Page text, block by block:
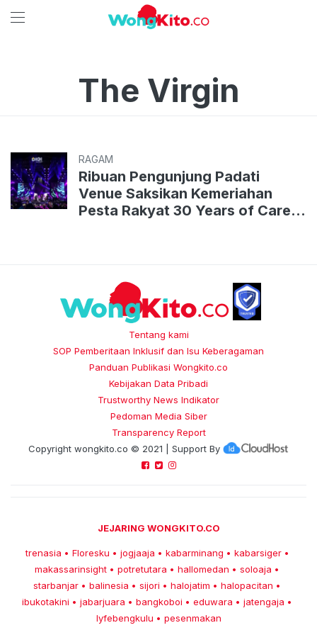
The Virgin
RAGAM
Ribuan Pengunjung Padati
Venue Saksikan Kemeriahan
Pesta Rakyat 30 Years of Career
Tentang kami
SOP Pemberitaan Inklusif dan Isu Keberagaman
Panduan Publikasi Wongkito.co
Kebijakan Data Pribadi
Trustworthy News Indikator
Pedoman Media Siber
Transparency Report
Copyright wongkito.co © 2021 | Support By
JEJARING WONGKITO.CO
trenasia • Floresku • jogjaaja • kabarminang • kabarsiger •
makassarinsight • potretutara • hallomedan • soloaja •
starbanjar • balinesia • sijori • halojatim • halopacitan •
ibukotakini • jabarjuara • bangkoboi • eduwara • jatengaja •
lyfebengkulu • pesenmakan